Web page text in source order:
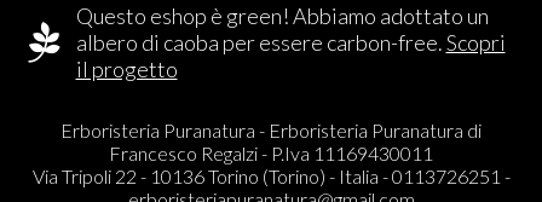
Questo eshop è green! Abbiamo adottato un
albero di caoba per essere carbon-free.Scopri
il progetto
Erboristeria Puranatura - Erboristeria Puranatura di
Francesco Regalzi - P.Iva 11169430011
Via Tripoli 22 - 10136 Torino (Torino) - Italia - 0113726251 -